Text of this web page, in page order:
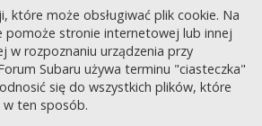
które może obsługiwać plik cookie. Na
pomoże stronie internetowej lub innej
w rozpoznaniu urządzenia przy
Subaru używa terminu "ciasteczka"
się do wszystkich plików, które
ten sposób.